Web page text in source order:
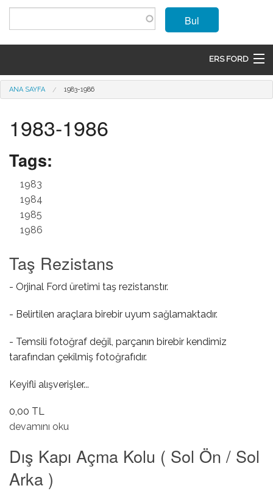
Ana içeriğe atla
Bul
ERS FORD
ANASAYFA
MODELLER
ÜRÜNLER
ÜYE OL
SEPET
Buradasınız
ANA SAYFA 1983-1986
1983-1986
Tags:
1983
1984
1985
1986
Taş Rezistans
- Orjinal Ford üretimi taş rezistanstır.
- Belirtilen araçlara birebir uyum sağlamaktadır.
- Temsili fotoğraf değil, parçanın birebir kendimiz
tarafından çekilmiş fotoğrafıdır.
Keyifli alışverişler...
0,00 TL
Taş Rezistans hakkında
devamını oku
Dış Kapı Açma Kolu ( Sol Ön / Sol
Arka )